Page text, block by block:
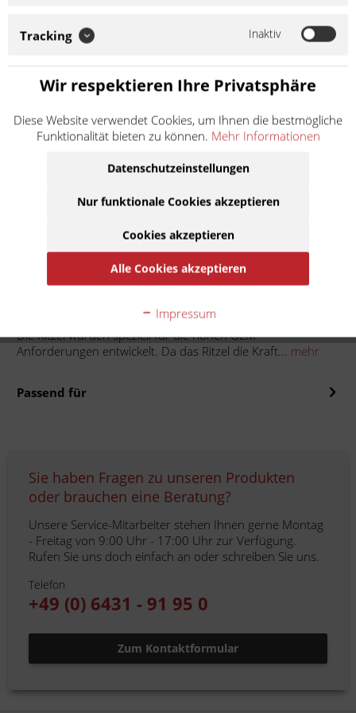
wirken hier besondere Kräfte. Zur Herstellung der Ritzel
Weiter lesen >
9,50 € *
Inhalt:1
Lieferzeit ca. 1 Werktag
Warenkorb
Die Ritzel wurden speziell für die hohen OEM
Anforderungen entwickelt. Da das Ritzel die Kraft... mehr
Passend für
Sie haben Fragen zu unseren Produkten
oder brauchen eine Beratung?
Unsere Service-Mitarbeiter stehen Ihnen gerne Montag
- Freitag von 9:00 Uhr - 17:00 Uhr zur Verfügung.
Rufen Sie uns doch einfach an oder schreiben Sie uns.
Telefon
+49 (0) 6431 - 91 95 0
Zum Kontaktformular
Tracking Inaktiv
Wir respektieren Ihre Privatsphäre
Diese Website verwendet Cookies, um Ihnen die bestmögliche
Funktionalität bieten zu können. Mehr Informationen
Datenschutzeinstellungen
Nur funktionale Cookies akzeptieren
Cookies akzeptieren
Alle Cookies akzeptieren
Impressum